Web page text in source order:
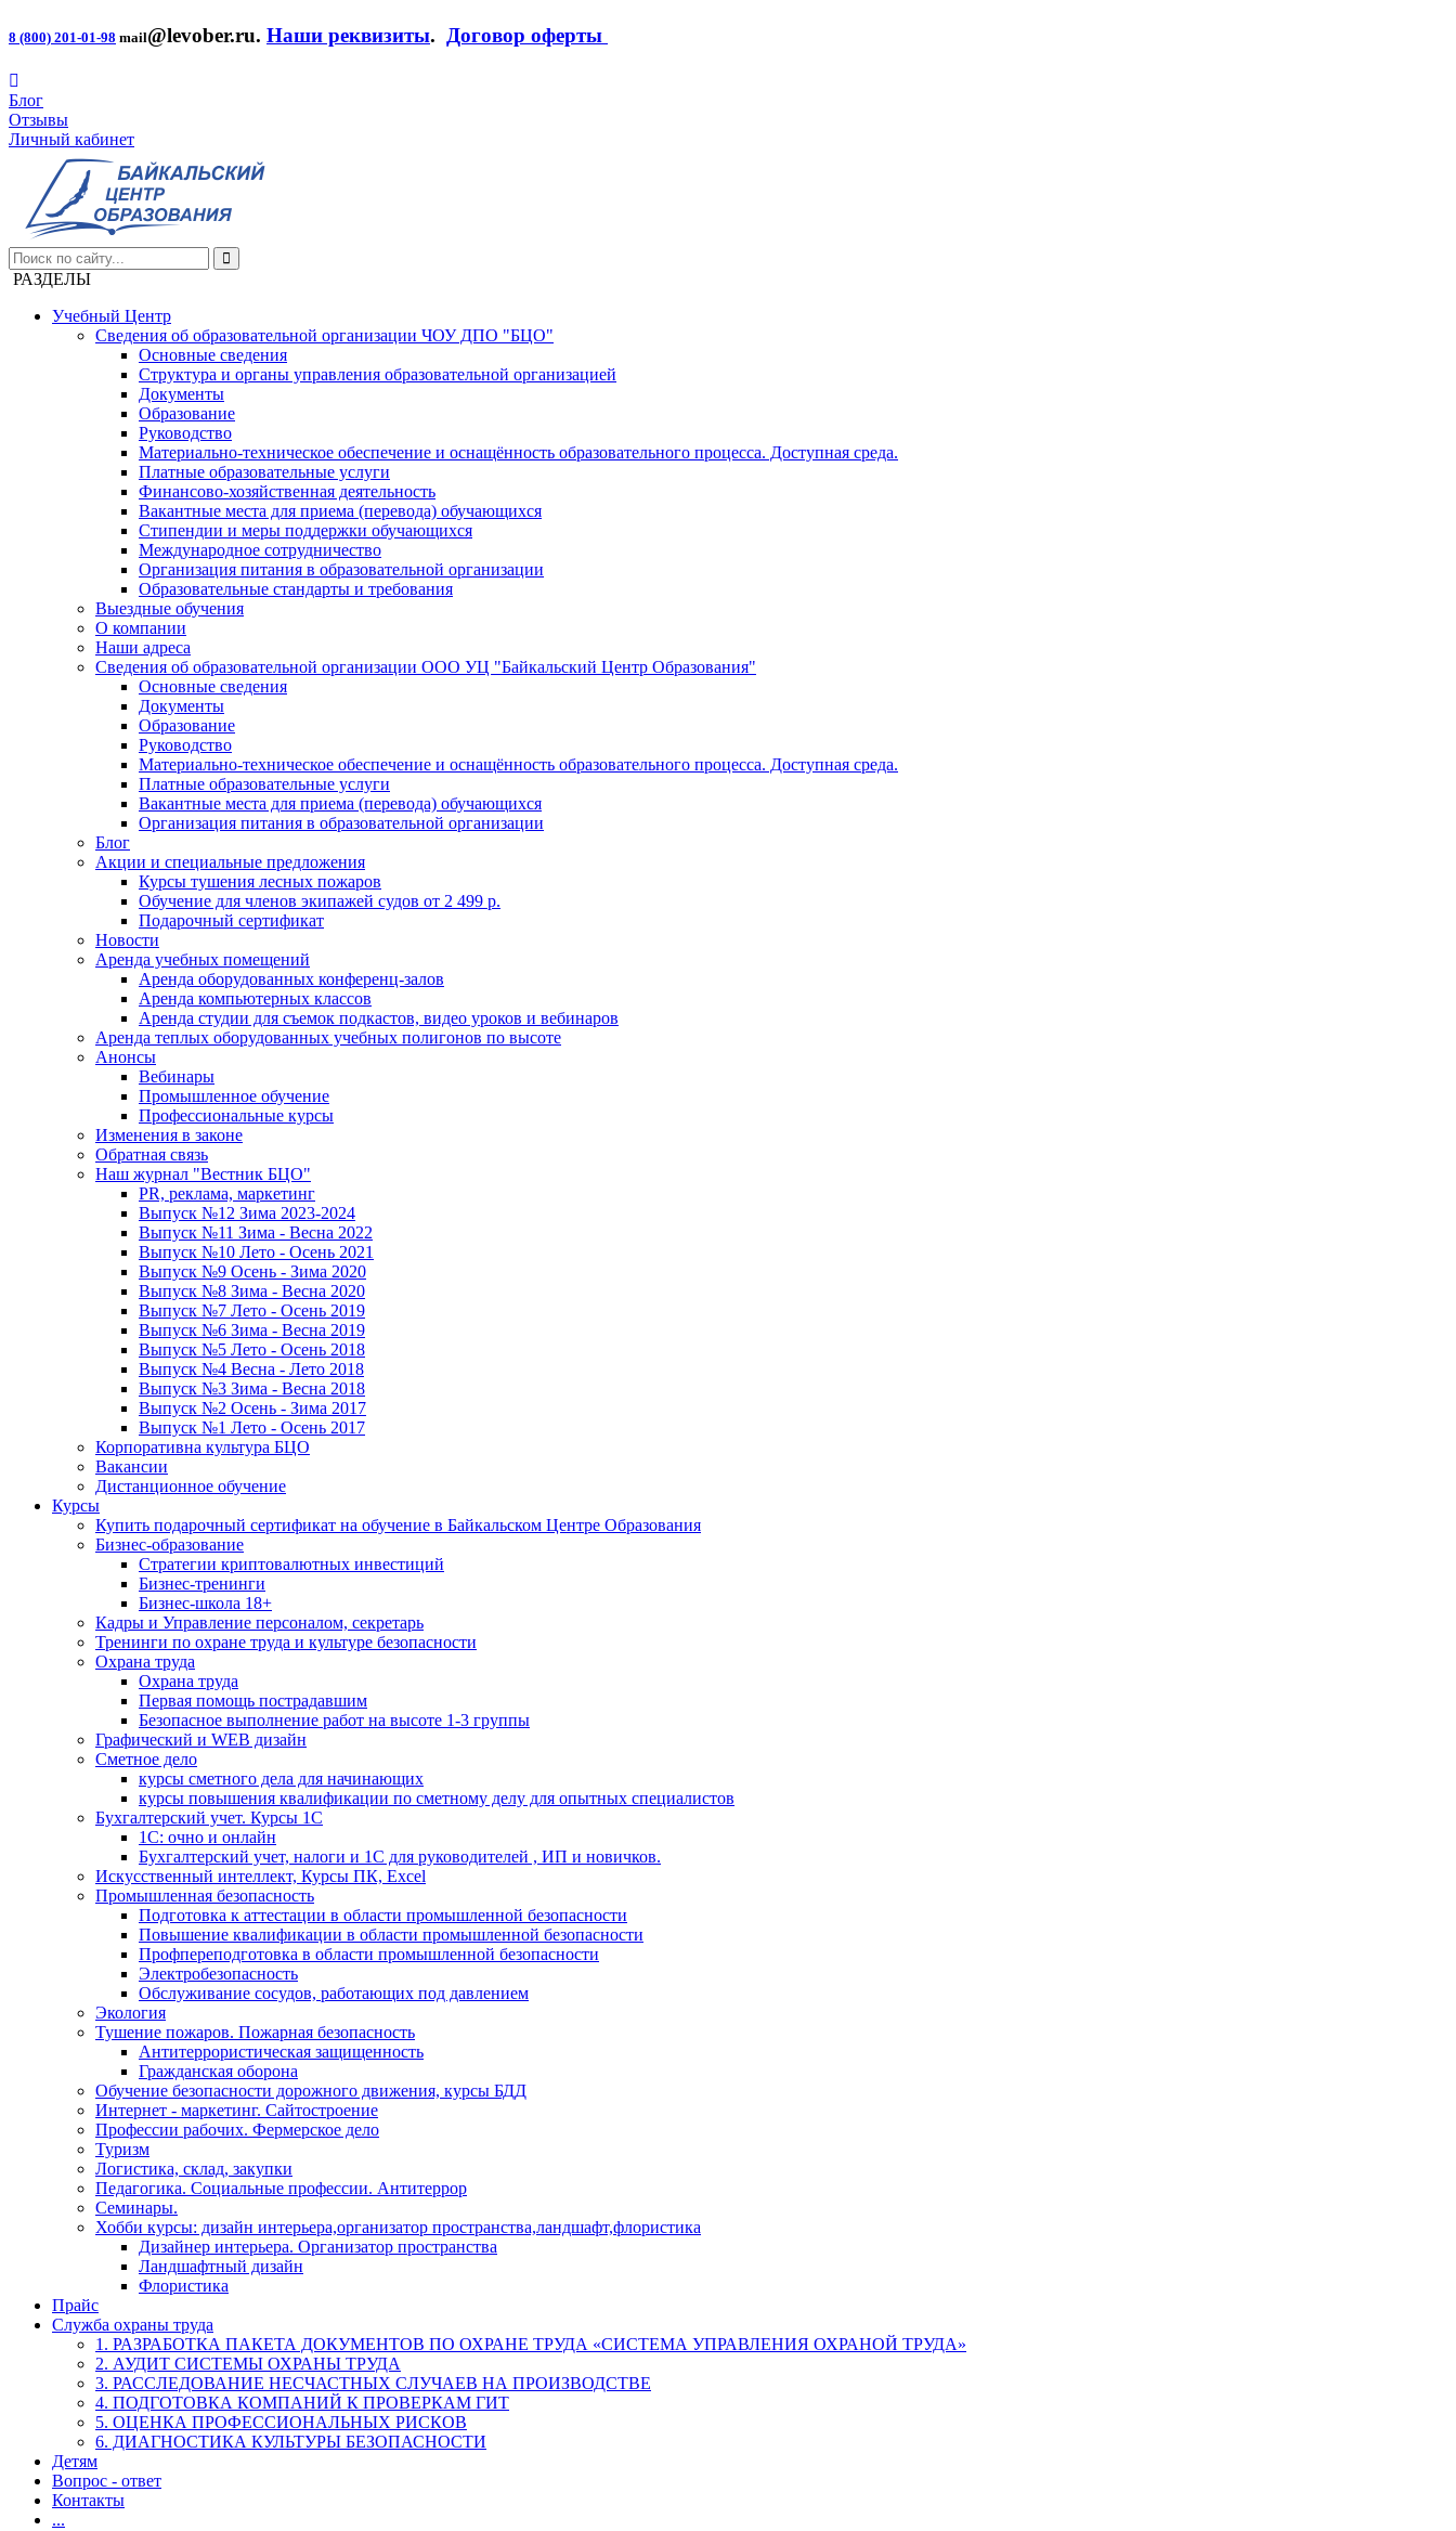
8 (800) 201-01-98 mail@levober.ru. Наши реквизиты. Договор оферты
Блог
Отзывы
Личный кабинет
РАЗДЕЛЫ
Учебный Центр
Сведения об образовательной организации ЧОУ ДПО "БЦО"
Основные сведения
Структура и органы управления образовательной организацией
Документы
Образование
Руководство
Материально-техническое обеспечение и оснащённость образовательного процесса. Доступная среда.
Платные образовательные услуги
Финансово-хозяйственная деятельность
Вакантные места для приема (перевода) обучающихся
Стипендии и меры поддержки обучающихся
Международное сотрудничество
Организация питания в образовательной организации
Образовательные стандарты и требования
Выездные обучения
О компании
Наши адреса
Сведения об образовательной организации ООО УЦ "Байкальский Центр Образования"
Основные сведения
Документы
Образование
Руководство
Материально-техническое обеспечение и оснащённость образовательного процесса. Доступная среда.
Платные образовательные услуги
Вакантные места для приема (перевода) обучающихся
Организация питания в образовательной организации
Блог
Акции и специальные предложения
Курсы тушения лесных пожаров
Обучение для членов экипажей судов от 2 499 р.
Подарочный сертификат
Новости
Аренда учебных помещений
Аренда оборудованных конференц-залов
Аренда компьютерных классов
Аренда студии для съемок подкастов, видео уроков и вебинаров
Аренда теплых оборудованных учебных полигонов по высоте
Анонсы
Вебинары
Промышленное обучение
Профессиональные курсы
Изменения в законе
Обратная связь
Наш журнал "Вестник БЦО"
PR, реклама, маркетинг
Выпуск №12 Зима 2023-2024
Выпуск №11 Зима - Весна 2022
Выпуск №10 Лето - Осень 2021
Выпуск №9 Осень - Зима 2020
Выпуск №8 Зима - Весна 2020
Выпуск №7 Лето - Осень 2019
Выпуск №6 Зима - Весна 2019
Выпуск №5 Лето - Осень 2018
Выпуск №4 Весна - Лето 2018
Выпуск №3 Зима - Весна 2018
Выпуск №2 Осень - Зима 2017
Выпуск №1 Лето - Осень 2017
Корпоративна культура БЦО
Вакансии
Дистанционное обучение
Курсы
Купить подарочный сертификат на обучение в Байкальском Центре Образования
Бизнес-образование
Стратегии криптовалютных инвестиций
Бизнес-тренинги
Бизнес-школа 18+
Кадры и Управление персоналом, секретарь
Тренинги по охране труда и культуре безопасности
Охрана труда
Охрана труда
Первая помощь пострадавшим
Безопасное выполнение работ на высоте 1-3 группы
Графический и WEB дизайн
Сметное дело
курсы сметного дела для начинающих
курсы повышения квалификации по сметному делу для опытных специалистов
Бухгалтерский учет. Курсы 1С
1С: очно и онлайн
Бухгалтерский учет, налоги и 1С для руководителей , ИП и новичков.
Искусственный интеллект, Курсы ПК, Excel
Промышленная безопасность
Подготовка к аттестации в области промышленной безопасности
Повышение квалификации в области промышленной безопасности
Профпереподготовка в области промышленной безопасности
Электробезопасность
Обслуживание сосудов, работающих под давлением
Экология
Тушение пожаров. Пожарная безопасность
Антитеррористическая защищенность
Гражданская оборона
Обучение безопасности дорожного движения, курсы БДД
Интернет - маркетинг. Сайтостроение
Профессии рабочих. Фермерское дело
Туризм
Логистика, склад, закупки
Педагогика. Социальные профессии. Антитеррор
Семинары.
Хобби курсы: дизайн интерьера,организатор пространства,ландшафт,флористика
Дизайнер интерьера. Организатор пространства
Ландшафтный дизайн
Флористика
Прайс
Служба охраны труда
1. РАЗРАБОТКА ПАКЕТА ДОКУМЕНТОВ ПО ОХРАНЕ ТРУДА «СИСТЕМА УПРАВЛЕНИЯ ОХРАНОЙ ТРУДА»
2. АУДИТ СИСТЕМЫ ОХРАНЫ ТРУДА
3. РАССЛЕДОВАНИЕ НЕСЧАСТНЫХ СЛУЧАЕВ НА ПРОИЗВОДСТВЕ
4. ПОДГОТОВКА КОМПАНИЙ К ПРОВЕРКАМ ГИТ
5. ОЦЕНКА ПРОФЕССИОНАЛЬНЫХ РИСКОВ
6. ДИАГНОСТИКА КУЛЬТУРЫ БЕЗОПАСНОСТИ
Детям
Вопрос - ответ
Контакты
...